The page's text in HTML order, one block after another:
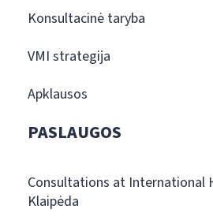
Konsultacinė taryba
VMI strategija
Apklausos
PASLAUGOS
Consultations at International
Klaipėda